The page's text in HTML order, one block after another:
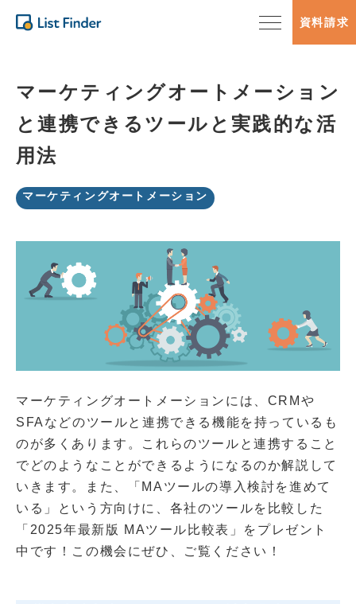
資料請求
マーケティングオートメーション
と連携できるツールと実践的な活
用法
マーケティングオートメーション
マーケティングオートメーションには、CRMや
SFAなどのツールと連携できる機能を持っているも
のが多くあります。これらのツールと連携すること
でどのようなことができるようになるのか解説して
いきます。また、「MAツールの導入検討を進めて
いる」という方向けに、各社のツールを比較した
「2025年最新版 MAツール比較表」をプレゼント
中です！この機会にぜひ、ご覧ください！